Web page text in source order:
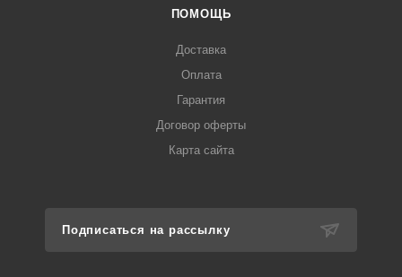
ПОМОЩЬ
Доставка
Оплата
Гарантия
Договор оферты
Карта сайта
Подписаться на рассылку